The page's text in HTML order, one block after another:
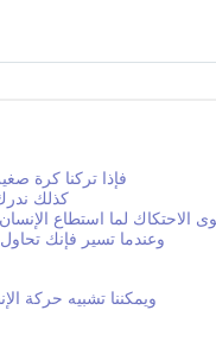
فإذا تركنا كرة
كذلك
الاحتكاك لما استطاع
وعندما تسير فإنك
ويمكننا تشبيه حركة